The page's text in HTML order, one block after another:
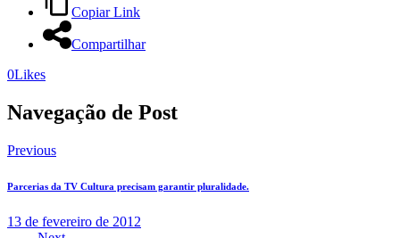
Copiar Link
Compartilhar
0Likes
Navegação de Post
Previous
Parcerias da TV Cultura precisam garantir pluralidade.
13 de fevereiro de 2012